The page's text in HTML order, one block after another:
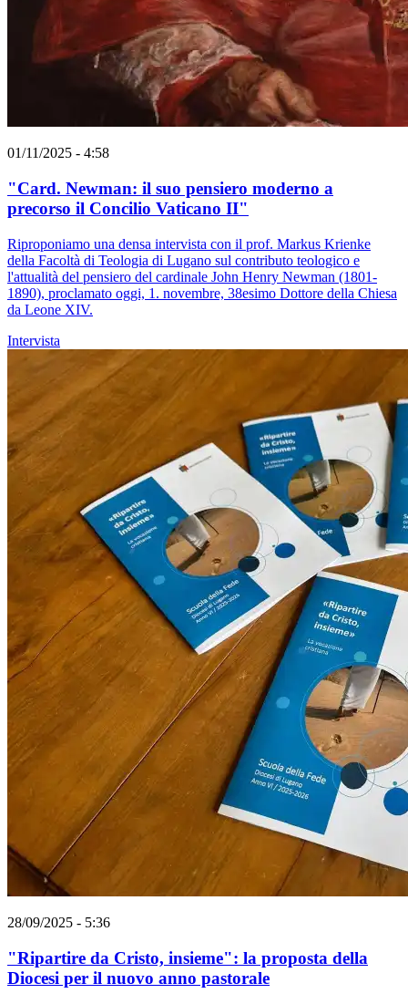
01/11/2025 - 4:58
"Card. Newman: il suo pensiero moderno a
precorso il Concilio Vaticano II"
Riproponiamo una densa intervista con il prof. Markus Krienke
della Facoltà di Teologia di Lugano sul contributo teologico e
l'attualità del pensiero del cardinale John Henry Newman (1801-
1890), proclamato oggi, 1. novembre, 38esimo Dottore della Chiesa
da Leone XIV.
Intervista
28/09/2025 - 5:36
"Ripartire da Cristo, insieme": la proposta della
Diocesi per il nuovo anno pastorale